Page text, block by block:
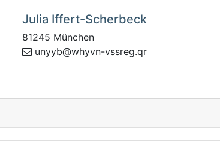
Julia Iffert-Scherbeck
81245 München
rq.gerssv-nvyhw@by
ynu